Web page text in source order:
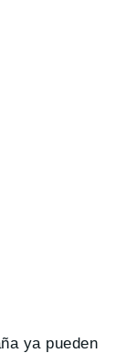
ya pueden